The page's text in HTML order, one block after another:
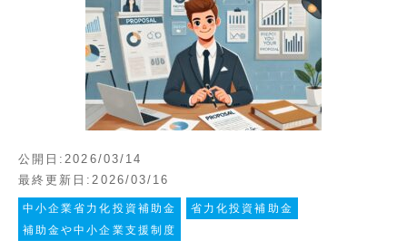
公開日:2026/03/14
最終更新日:2026/03/16
中小企業省力化投資補助金
省力化投資補助金
補助金や中小企業支援制度